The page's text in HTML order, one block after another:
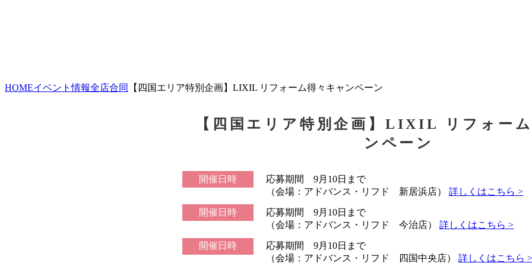
HOMEイベント情報全店合同 【四国エリア特別企画】LIXIL リフォーム得々キャンペーン
【四国エリア特別企画】LIXIL リフォー
ンペーン
開催日時
応募期間 9月10日まで
（会場：アドバンス・リフド 新居浜店）詳しくはこちら >
開催日時
応募期間 9月10日まで
（会場：アドバンス・リフド 今治店）詳しくはこちら >
開催日時
応募期間 9月10日まで
（会場：アドバンス・リフド 四国中央店）詳しくはこちら >